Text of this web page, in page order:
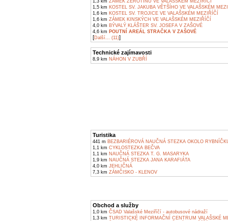
1,3 km ZÁMEK ŽEROTÍNŮ VE VALAŠSKÉM MEZIŘÍČÍ
1,5 km KOSTEL SV. JAKUBA VĚTŠÍHO VE VALAŠSKÉM
1,6 km KOSTEL SV. TROJICE VE VALAŠSKÉM MEZIŘÍČÍ
1,6 km ZÁMEK KINSKÝCH VE VALAŠSKÉM MEZIŘÍČÍ
4,0 km BÝVALÝ KLÁŠTER SV. JOSEFA V ZAŠOVÉ
4,6 km POUTNÍ AREÁL STRAČKA V ZAŠOVÉ
[Další... (11)]
Technické zajímavosti
8,9 km NÁHON V ZUBŘÍ
Turistika
441 m BEZBARIÉROVÁ NAUČNÁ STEZKA OKOLO
1,1 km CYKLOSTEZKA BEČVA
1,1 km NAUČNÁ STEZKA T. G. MASARYKA
1,9 km NAUČNÁ STEZKA JANA KARAFIÁTA
4,0 km JEHLIČNÁ
7,3 km ZÁMČISKO - KLENOV
Obchod a služby
1,0 km ČSAD Valašské Meziříčí - autobusové nádraží
1,3 km TURISTICKÉ INFORMAČNÍ CENTRUM VALAŠSKÉ